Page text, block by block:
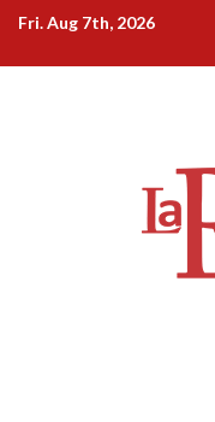
Skip
content
Fri. Aug 7th, 2026